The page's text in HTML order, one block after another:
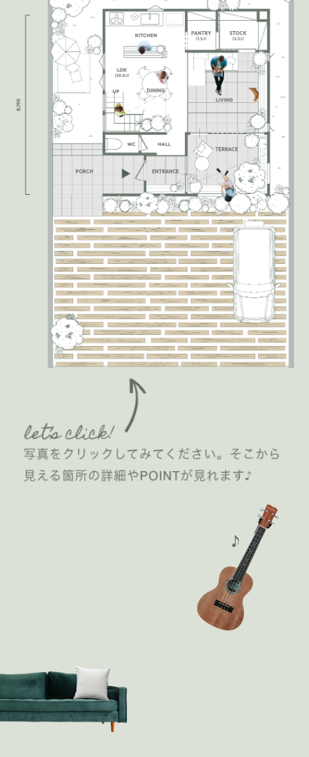
FLAGSHIP MODEL DATA
1階床面積 : 46.37㎡
2階床面積 : 48.02㎡
延べ床面積 : 94.39㎡（28.55坪）